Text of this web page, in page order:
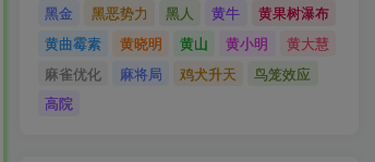
黑金
黑恶势力 黑人 黄牛
黄果树瀑布
黄曲霉素
黄晓明 黄山 黄小明
黄大慧
麻雀优化
麻将局 鸡犬升天
鸟笼效应
高院